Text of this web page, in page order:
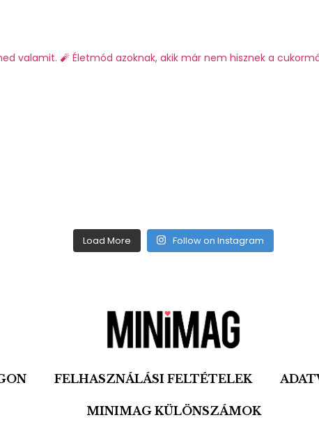
valamit. 🧨 Életmód azoknak, akik már nem hisznek a
Load More Follow on Instagram
FELHASZNÁLÁSI FELTÉTELEK
MINIMAG KÜLÖNSZÁMOK